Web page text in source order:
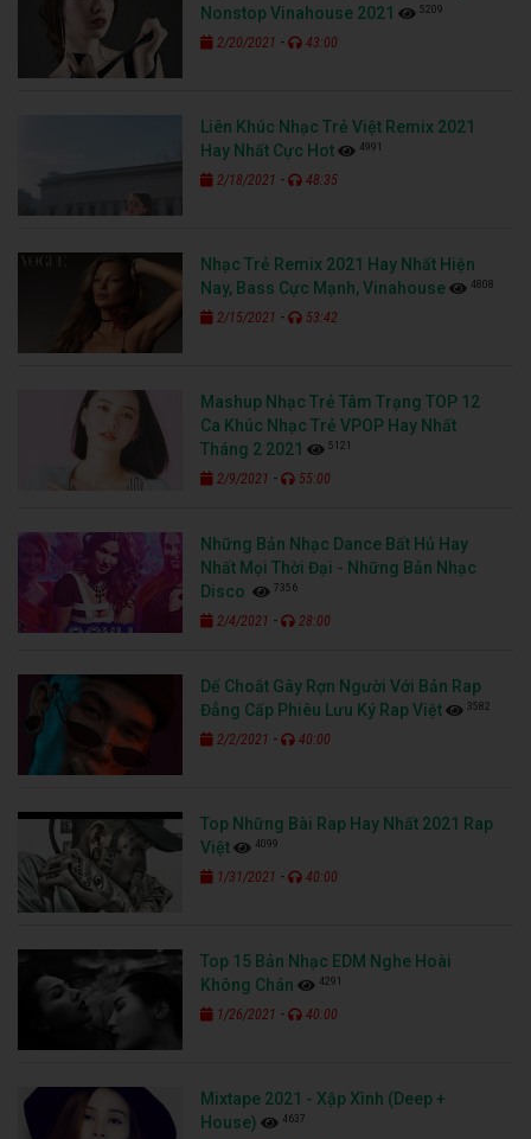
Nonstop Vinahouse 2021
5209
2/20/2021 - 43:00
Liên Khúc Nhạc Trẻ Việt Remix 2021
Hay Nhất Cực Hot
4991
2/18/2021 - 48:35
Nhạc Trẻ Remix 2021 Hay Nhất Hiện
Nay, Bass Cực Mạnh, Vinahouse
4808
2/15/2021 - 53:42
Mashup Nhạc Trẻ Tâm Trạng TOP 12
Ca Khúc Nhạc Trẻ VPOP Hay Nhất
Tháng 2 2021
5121
2/9/2021 - 55:00
Những Bản Nhạc Dance Bất Hủ Hay
Nhất Mọi Thời Đại - Những Bản Nhạc
Disco
7356
2/4/2021 - 28:00
Dế Choắt Gây Rợn Người Với Bản Rap
Đẳng Cấp Phiêu Lưu Ký Rap Việt
3582
2/2/2021 - 40:00
Top Những Bài Rap Hay Nhất 2021 Rap
Việt
4099
1/31/2021 - 40:00
Top 15 Bản Nhạc EDM Nghe Hoài
Không Chán
4291
1/26/2021 - 40:00
Mixtape 2021 - Xập Xình (Deep +
House)
4637